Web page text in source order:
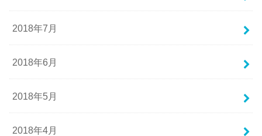
2018年7月
2018年6月
2018年5月
2018年4月